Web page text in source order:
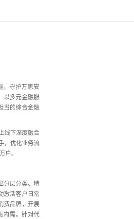
，守护万家安
以多元金融服
当的综合金融
线下深度融合
， 优化业务流
户。
分层分类、精
激活客户日常
费品牌， 开展
内需。针对代